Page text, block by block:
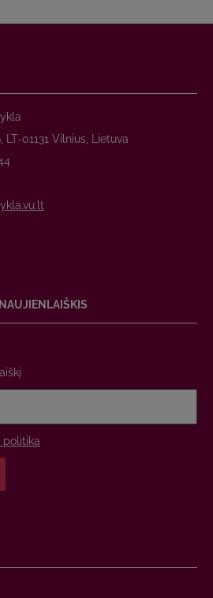
01131 Vilnius, Lietuva
politika